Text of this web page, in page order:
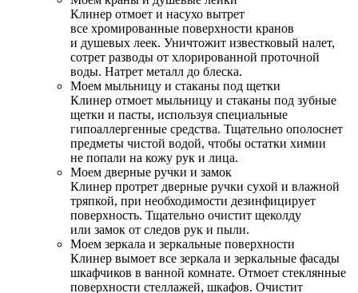
Клинер отмоет и насухо вытрет
все хромированные поверхности кранов
и душевых леек. Уничтожит известковый налет,
сотрет разводы от хлорированной проточной
воды. Натрет металл до блеска.
Моем мыльницу и стаканы под щетки
Клинер отмоет мыльницу и стаканы под зубные
щетки и пасты, используя специальные
гипоаллергенные средства. Тщательно ополоснет
предметы чистой водой, чтобы остатки химии
не попали на кожу рук и лица.
Моем дверные ручки и замок
Клинер протрет дверные ручки сухой и влажной
тряпкой, при необходимости дезинфицирует
поверхность. Тщательно очистит щеколду
или замок от следов рук и пыли.
Моем зеркала и зеркальные поверхности
Клинер вымоет все зеркала и зеркальные фасады
шкафчиков в ванной комнате. Отмоет стеклянные
поверхности стеллажей, шкафов. Очистит